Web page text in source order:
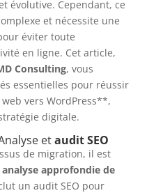
évolutive. Cependant, ce
et nécessite une
éviter toute
en ligne. Cet article,
Consulting, vous
essentielles pour réussir
vers WordPress**,
digitale.
etaudit SEO
de migration, il est
analyse approfondie de
un audit SEO pour